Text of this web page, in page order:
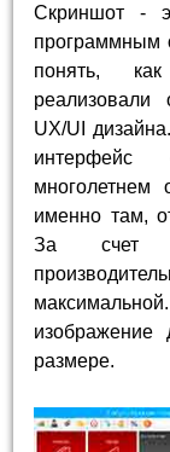
Скриншот -
программным
понять,
UX/UI
интерфейс
многолетнем
именно там,
За счет
изображение
размере.